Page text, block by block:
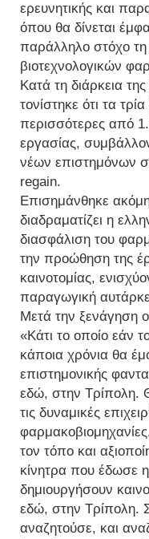
ερευνητικής και
όπου θα δίνεται
παράλληλο στόχο
βιοτεχνολογικών
Κατά τη διάρκεια
τονίστηκε ότι τα
περισσότερες από
εργασίας,
νέων επιστημόνων
regain.
Επισημάνθηκε
διαδραματίζει η
διασφάλιση του
την προώθηση της
καινοτομίας,
παραγωγική
Μετά την ξενάγηση
«Κάτι το οποίο εάν
κάποια χρόνια θα
επιστημονικής
εδώ, στην Τρίπολη.
τις δυναμικές
τον τόπο και
κίνητρα που έδωσε
δημιουργήσουν
εδώ, στην Τρίπολη.
αναζητούσε, και